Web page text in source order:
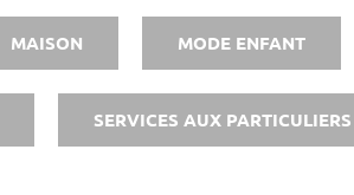
MAISON MODE ENFANT
SERVICES AUX PARTICULIERS